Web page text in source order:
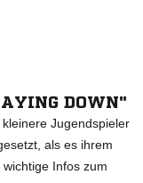
DOWN"
Jugendspieler
als es ihrem
Infos zum